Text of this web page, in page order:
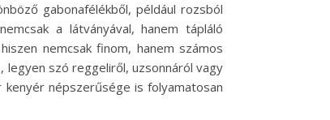
gabonafélékből, például rozsból
a látványával, hanem tápláló
nemcsak finom, hanem számos
legyen szó reggeliről, uzsonnáról vagy
népszerűsége is folyamatosan